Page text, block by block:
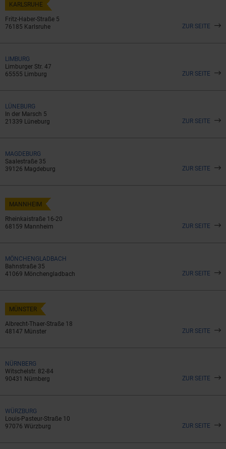
KARLSRUHE
Fritz-Haber-Straße 5
76185 Karlsruhe
ZUR SEITE
LIMBURG
Limburger Str. 47
65555 Limburg
ZUR SEITE
LÜNEBURG
In der Marsch 5
21339 Lüneburg
ZUR SEITE
MAGDEBURG
Saalestraße 35
39126 Magdeburg
ZUR SEITE
MANNHEIM
Rheinkaistraße 16-20
68159 Mannheim
ZUR SEITE
MÖNCHENGLADBACH
Bahnstraße 35
41069 Mönchengladbach
ZUR SEITE
MÜNSTER
Albrecht-Thaer-Straße 18
48147 Münster
ZUR SEITE
NÜRNBERG
Witschelstr. 82-84
90431 Nürnberg
ZUR SEITE
WÜRZBURG
Louis-Pasteur-Straße 10
97076 Würzburg
ZUR SEITE